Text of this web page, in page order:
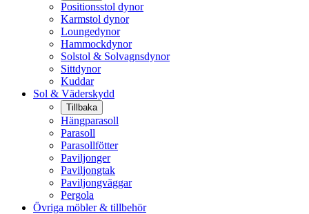
Positionsstol dynor
Karmstol dynor
Loungedynor
Hammockdynor
Solstol & Solvagnsdynor
Sittdynor
Kuddar
Sol & Väderskydd
Tillbaka
Hängparasoll
Parasoll
Parasollfötter
Paviljonger
Paviljongtak
Paviljongväggar
Pergola
Övriga möbler & tillbehör